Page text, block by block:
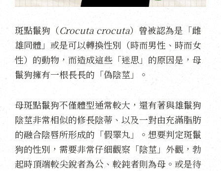
斑點鬣狗（Crocuta crocuta）曾被認為是「雌
雄同體」或是可以轉換性別（時而男性、時而女
性）的動物，而造成這些「迷思」的原因是，母
鬣狗擁有一根長長的「偽陰莖」。
母斑點鬣狗不僅體型通常較大，還有著與雄鬣狗
陰莖非常相似的修長陰蒂、以及一對由充滿脂肪
的融合陰唇所形成的「假睪丸」。想要判定斑鬣
狗的性別，需要非常仔細觀察「陰莖」外觀，勃
起時頂端較尖銳者為公、較鈍者則為母。或是待